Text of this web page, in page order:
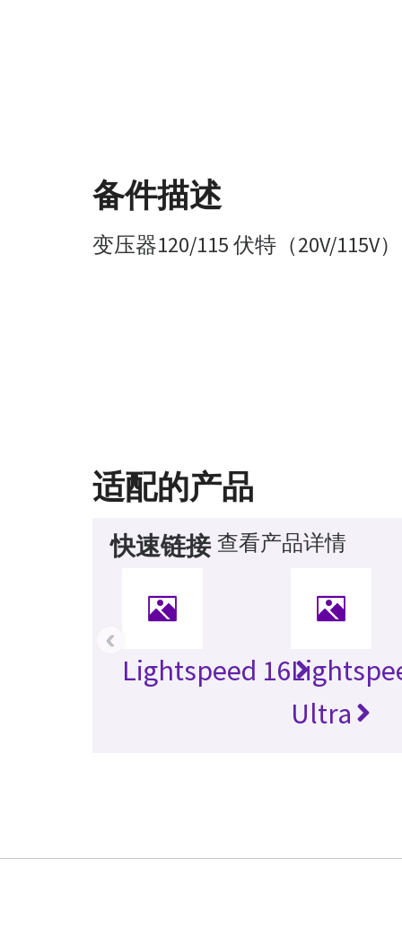
备件描述
变压器120/115 伏特（20V/115V
适配的产品
快速链接 查看产品详情
Lightspeed 16
Ultra
‹